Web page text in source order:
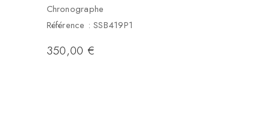
Chronographe
Référence : SSB419P1
350,00€